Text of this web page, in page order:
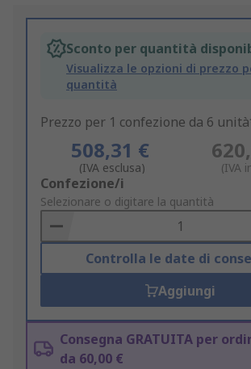
Sconto per quantità
Visualizza le opzioni di prezzo
quantità
Prezzo per 1 confezione da 6
508,31 €
(IVA esclusa) (IVA
Add
to
Basket
Confezione/i
Selezionare o digitare la quantità
Controlla le date di
Aggiungi
Consegna GRATUITA per
da 60,00 €